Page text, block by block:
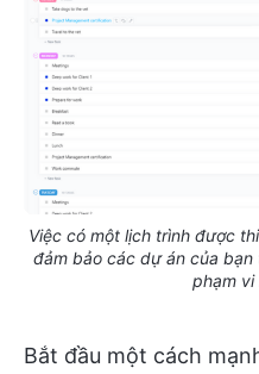
Việc có một lịch trình được
đảm bảo các dự án của
phạm vi
Bắt đầu một cách